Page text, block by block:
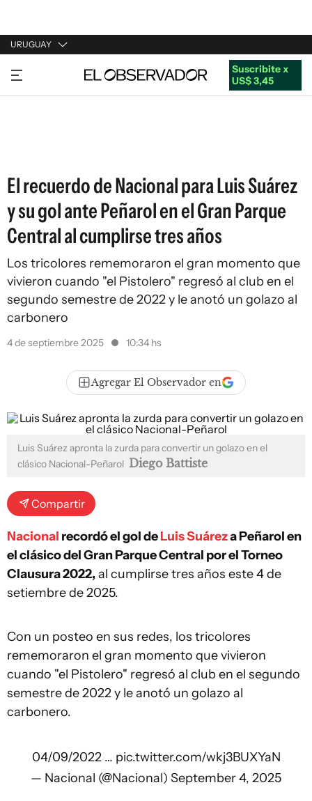
URUGUAY
URUGUAY
ARGENTINA
Suscribite x
US$ 3,45
El recuerdo de Nacional para Luis Suárez
y su gol ante Peñarol en el Gran Parque
Central al cumplirse tres años
Los tricolores rememoraron el gran momento que
vivieron cuando "el Pistolero" regresó al club en el
segundo semestre de 2022 y le anotó un golazo al
carbonero
4 de septiembre 2025 10:34 hs
Agregar El Observador en
Luis Suárez apronta la zurda para convertir un golazo en el
clásico Nacional-Peñarol Diego Battiste
Compartir
Nacional recordó el gol deLuis Suáreza Peñarol en
el clásico del Gran Parque Central por el Torneo
Clausura 2022, al cumplirse tres años este 4 de
setiembre de 2025.
Con un posteo en sus redes, los tricolores
rememoraron el gran momento que vivieron
cuando "el Pistolero" regresó al club en el segundo
semestre de 2022 y le anotó un golazo al
carbonero.
04/09/2022 … pic.twitter.com/wkj3BUXYaN
— Nacional (@Nacional) September 4, 2025